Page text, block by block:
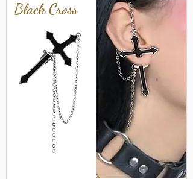
Black Cross